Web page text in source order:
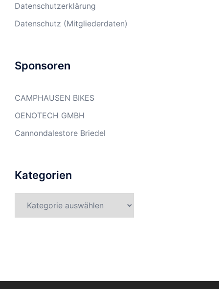
Datenschutzerklärung
Datenschutz (Mitgliederdaten)
Sponsoren
CAMPHAUSEN BIKES
OENOTECH GMBH
Cannondalestore Briedel
Kategorien